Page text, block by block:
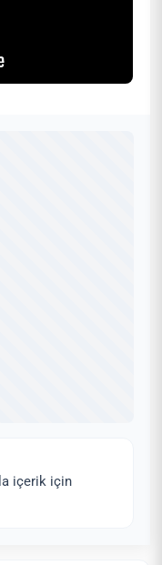
içerik için